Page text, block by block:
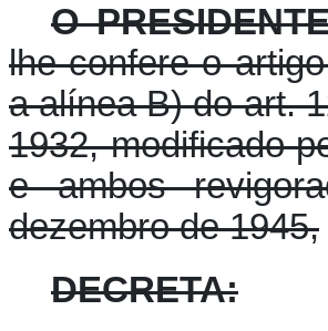
O
lhe confere o
a alínea B) do art.
1932, modificado
e ambos
dezembro de 1945,
DECRETA: